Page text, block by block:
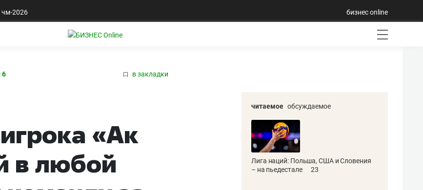
чм-2026 бизнес online
6 в закладки
«Ак
в любой
читаемое обсуждаемое
Лига наций: Польша, США и Словения
– на пьедестале
23